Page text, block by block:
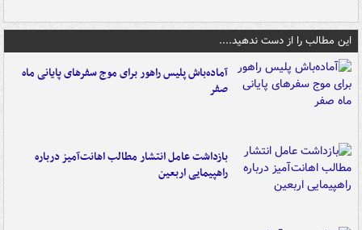
این مطالب را از دست ندهید....
آماده‌باش پلیس راهور برای موج سفرهای پایانی ماه
صفر
بازداشت عامل انتشار مطالب اهانت‌آمیز درباره
راهپیمایی اربعین